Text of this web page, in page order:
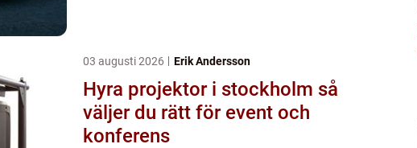
03 augusti 2026 Erik Andersson
Hyra projektor i stockholm så
väljer du rätt för event och
konferens